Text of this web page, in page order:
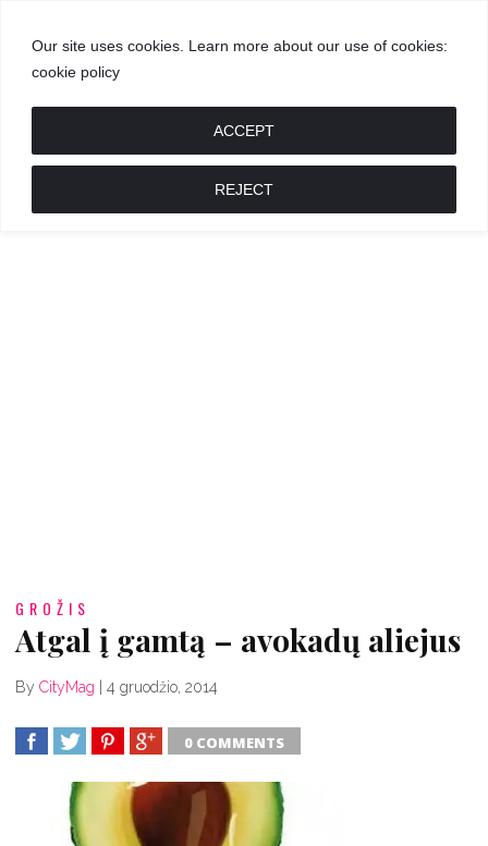
Our site uses cookies. Learn more about our use of cookies:
cookie policy
REJECT
ACCEPT
GROŽIS
MADA
GROŽIS
Atgal į gamtą – avokadų aliejus
By CityMag 4 gruodžio, 2014
0 COMMENTS